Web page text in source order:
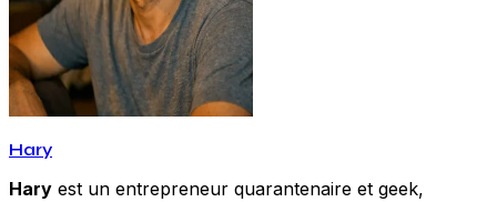
Hary
Hary est un entrepreneur quarantenaire et geek,